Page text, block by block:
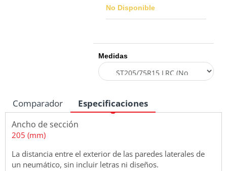
No Disponible
Medidas
Comparador Especificaciones
Ancho de sección
205 (mm)
La distancia entre el exterior de las paredes laterales de
un neumático, sin incluir letras ni diseños.